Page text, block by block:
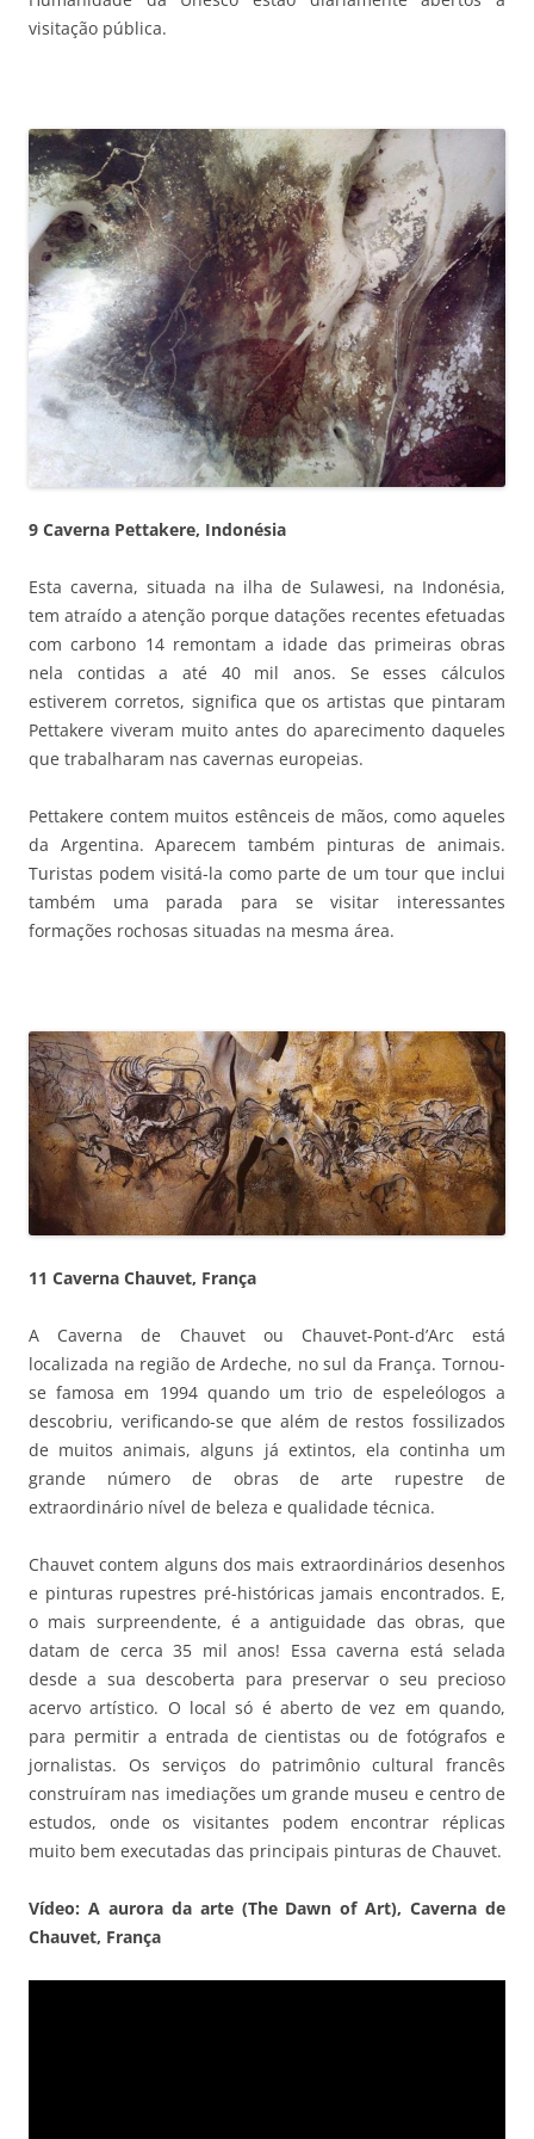
visitação pública.
9 Caverna Pettakere, Indonésia
Esta caverna, situada na ilha de Sulawesi, na Indonésia,
tem atraído a atenção porque datações recentes efetuadas
com carbono 14 remontam a idade das primeiras obras
nela contidas a até 40 mil anos. Se esses cálculos
estiverem corretos, significa que os artistas que pintaram
Pettakere viveram muito antes do aparecimento daqueles
que trabalharam nas cavernas europeias.
Pettakere contem muitos estênceis de mãos, como aqueles
da Argentina. Aparecem também pinturas de animais.
Turistas podem visitá-la como parte de um tour que inclui
também uma parada para se visitar interessantes
formações rochosas situadas na mesma área.
11 Caverna Chauvet, França
A Caverna de Chauvet ou Chauvet-Pont-d’Arc está
localizada na região de Ardeche, no sul da França. Tornou-
se famosa em 1994 quando um trio de espeleólogos a
descobriu, verificando-se que além de restos fossilizados
de muitos animais, alguns já extintos, ela continha um
grande número de obras de arte rupestre de
extraordinário nível de beleza e qualidade técnica.
Chauvet contem alguns dos mais extraordinários desenhos
e pinturas rupestres pré-históricas jamais encontrados. E,
o mais surpreendente, é a antiguidade das obras, que
datam de cerca 35 mil anos! Essa caverna está selada
desde a sua descoberta para preservar o seu precioso
acervo artístico. O local só é aberto de vez em quando,
para permitir a entrada de cientistas ou de fotógrafos e
jornalistas. Os serviços do patrimônio cultural francês
construíram nas imediações um grande museu e centro de
estudos, onde os visitantes podem encontrar réplicas
muito bem executadas das principais pinturas de Chauvet.
Vídeo: A aurora da arte (The Dawn of Art), Caverna de
Chauvet, França